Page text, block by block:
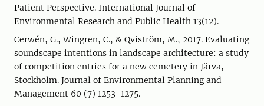
Patient Perspective. International Journal of
Environmental Research and Public Health 13(12).
Cerwén, G., Wingren, C., & Qviström, M., 2017. Evaluating
soundscape intentions in landscape architecture: a study
of competition entries for a new cemetery in Järva,
Stockholm. Journal of Environmental Planning and
Management 60 (7) 1253-1275.